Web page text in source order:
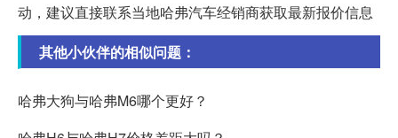
动，建议直接联系当地哈弗汽车经销商获取最新报价信息
其他小伙伴的相似问题：
哈弗大狗与哈弗M6哪个更好？